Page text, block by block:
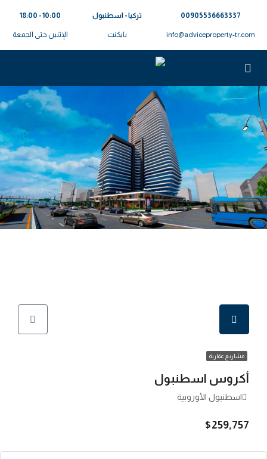
00905536663337⁩
info@adviceproperty-tr.com
تركيا - اسطنبول
بايكنت
10:00 - 18:00
الإثنين حتى الجمعة
مشاريع عقارية
أكروس اسطنبول
اسطنبول الأوروبية
$259,757